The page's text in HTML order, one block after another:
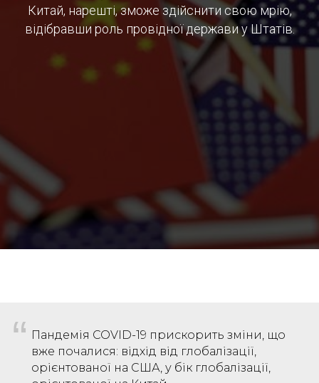
Китай, нарешті, зможе здійснити свою мрію,
відібравши роль провідної держави у Штатів.
“ Пандемія COVID-19 прискорить зміни, що
вже почалися: відхід від глобалізації,
орієнтованої на США, у бік глобалізації,